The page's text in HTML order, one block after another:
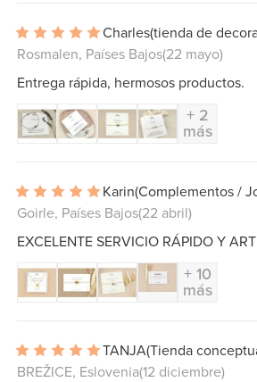
Charles(tienda de
Rosmalen, Países Bajos(22 mayo)
Entrega rápida, hermosos productos.
+ 2
más
Karin(Complementos /
Goirle, Países Bajos(22 abril)
EXCELENTE SERVICIO RÁPIDO Y
+ 10
más
TANJA(Tienda
BREŽICE, Eslovenia(12 diciembre)